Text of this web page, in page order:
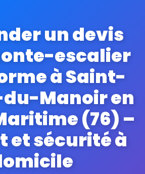
un devis
escalier
à Saint-
Manoir en
(76) –
et sécurité à